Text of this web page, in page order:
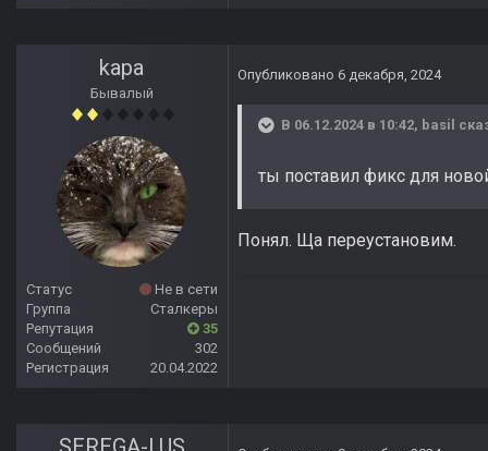
kapa
Бывалый
Статус
Не в сети
Группа
Сталкеры
Репутация
35
Сообщений
302
Регистрация
20.04.2022
Опубликовано 6 декабря, 2024
В 06.12.2024 в 10:42, basil
ты поставил фикс для
Понял. Ща переустановим.